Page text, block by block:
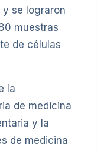
se lograron
muestras
de células
la
de medicina
y la
de medicina